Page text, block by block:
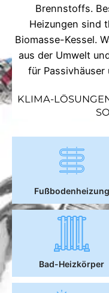
Brennstoffs.
Heizungen sind
Biomasse-Kessel.
aus der Umwelt
für Passivhäuser
KLIMA-
Fußbodenheizung
Bad-Heizkörper